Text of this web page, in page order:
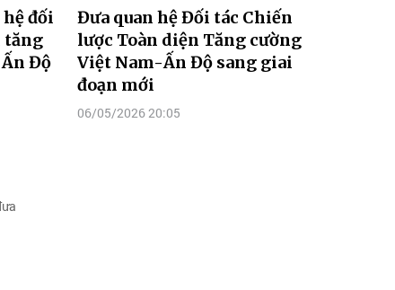
đối
tăng
Độ
Đưa quan hệ Đối tác Chiến
lược Toàn diện Tăng cường
Việt Nam-Ấn Độ sang giai
đoạn mới
06/05/2026 20:05